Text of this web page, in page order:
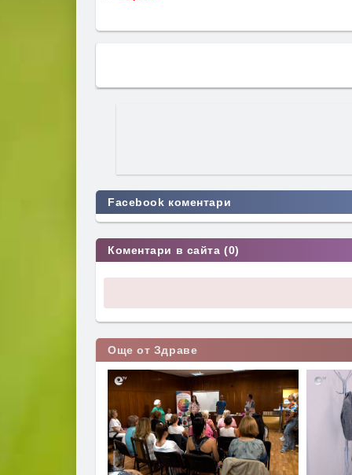
Facebook коментари
Коментари в сайта (0)
Още от Здраве